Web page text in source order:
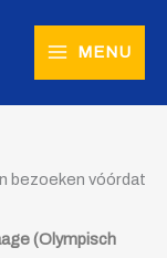
MENU
bezoeken vóórdat
(Olympisch